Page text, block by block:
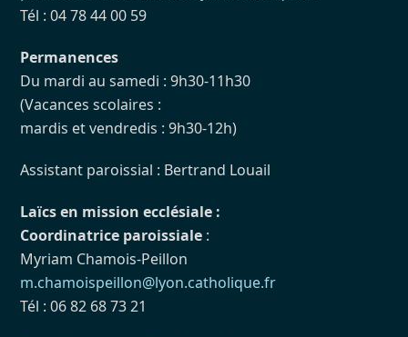
Tél : 04 78 44 00 59
Permanences
Du mardi au samedi : 9h30-11h30
(Vacances scolaires :
mardis et vendredis : 9h30-12h)
Assistant paroissial : Bertrand Louail
Laïcs en mission ecclésiale :
Coordinatrice paroissiale :
Myriam Chamois-Peillon
m.chamoispeillon@lyon.catholique.fr
Tél : 06 82 68 73 21